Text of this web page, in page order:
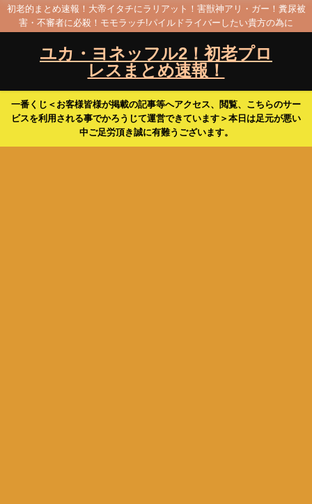
初老的まとめ速報！大帝イタチにラリアット！害獣神アリ・ガー！糞尿被
害・不審者に必殺！モモラッチ!パイルドライバーしたい貴方の為に
ユカ・ヨネッフル2！初老プロ
レスまとめ速報！
一番くじ＜お客様皆様が掲載の記事等へアクセス、閲覧、こちらのサー
ビスを利用される事でかろうじて運営できています＞本日は足元が悪い
中ご足労頂き誠に有難うございます。